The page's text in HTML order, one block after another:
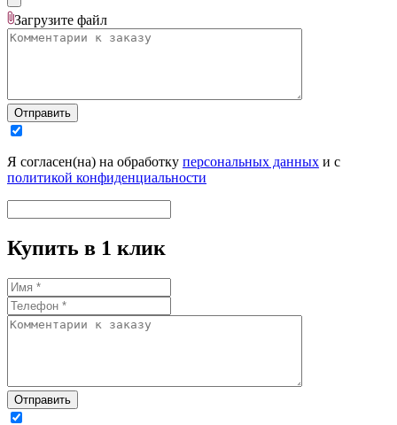
Загрузите файл
Отправить
Я согласен(на) на обработку персональных данных и с
политикой конфиденциальности
Купить в 1 клик
Отправить